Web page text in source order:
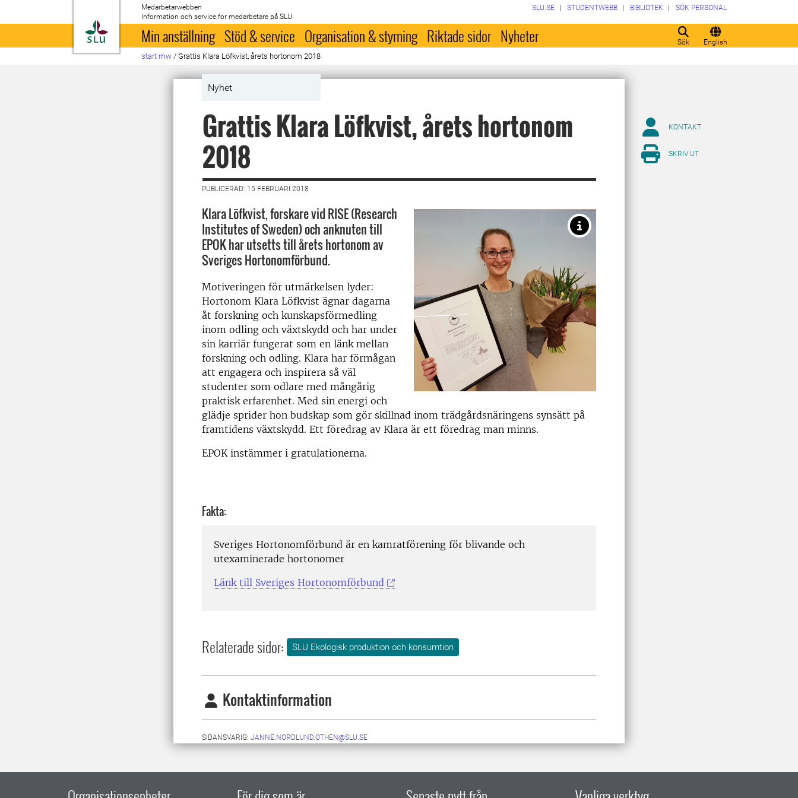
Till startsida
Medarbetarwebben
Information och service för medarbetare på SLU
Sök English
SLU.SE STUDENTWEBB BIBLIOTEK SÖK PERSONAL
Min anställning Stöd & service Organisation & styrning Riktade sidor Nyheter
start mw / Grattis Klara Löfkvist, årets hortonom 2018
Nyhet
Grattis Klara Löfkvist, årets hortonom
2018
PUBLICERAD: 15 FEBRUARI 2018
Klara Löfkvist, forskare vid RISE (Research
Institutes of Sweden) och anknuten till
EPOK har utsetts till årets hortonom av
Sveriges Hortonomförbund.
Motiveringen för utmärkelsen lyder:
Hortonom Klara Löfkvist ägnar dagarna
åt forskning och kunskapsförmedling
inom odling och växtskydd och har under
sin karriär fungerat som en länk mellan
forskning och odling. Klara har förmågan
att engagera och inspirera så väl
studenter som odlare med mångårig
praktisk erfarenhet. Med sin energi och
glädje sprider hon budskap som gör skillnad inom trädgårdsnäringens synsätt på
framtidens växtskydd. Ett föredrag av Klara är ett föredrag man minns.
EPOK instämmer i gratulationerna.
Fakta:
Sveriges Hortonomförbund är en kamratförening för blivande och
utexaminerade hortonomer
Länk till Sveriges Hortonomförbund
Relaterade sidor: SLU Ekologisk produktion och konsumtion
Kontaktinformation
SIDANSVARIG: JANNE.NORDLUND.OTHEN@SLU.SE
KONTAKT
SKRIV UT